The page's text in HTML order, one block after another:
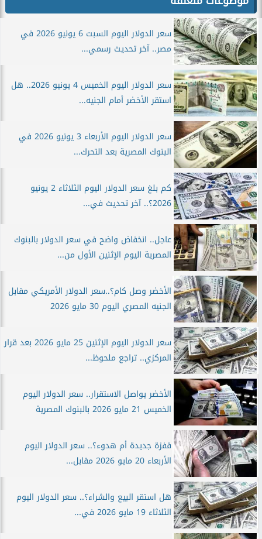
سعر الدولار اليوم السبت 6 يونيو 2026 في
مصر.. آخر تحديث رسمي...
سعر الدولار اليوم الخميس 4 يونيو 2026.. هل
استقر الأخضر أمام الجنيه...
سعر الدولار اليوم الأربعاء 3 يونيو 2026 في
البنوك المصرية بعد التحرك...
كم بلغ سعر الدولار اليوم الثلاثاء 2 يونيو
2026؟.. آخر تحديث في...
عاجل.. انخفاض واضح في سعر الدولار بالبنوك
المصرية اليوم الإثنين الأول من...
الأخضر وصل كام؟..سعر الدولار الأمريكي مقابل
الجنيه المصري اليوم 30 مايو 2026
سعر الدولار اليوم الإثنين 25 مايو 2026 بعد قرار
المركزي.. تراجع ملحوظ...
الأخضر يواصل الاستقرار.. سعر الدولار اليوم
الخميس 21 مايو 2026 بالبنوك المصرية
قفزة جديدة أم هدوء؟.. سعر الدولار اليوم
الأربعاء 20 مايو 2026 مقابل...
هل استقر البيع والشراء؟.. سعر الدولار اليوم
الثلاثاء 19 مايو 2026 في...